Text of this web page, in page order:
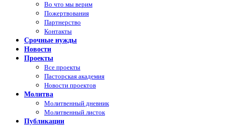
Во что мы верим
Пожертвования
Партнерство
Контакты
Срочные нужды
Новости
Проекты
Все проекты
Пасторская академия
Новости проектов
Молитва
Молитвенный дневник
Молитвенный листок
Публикации